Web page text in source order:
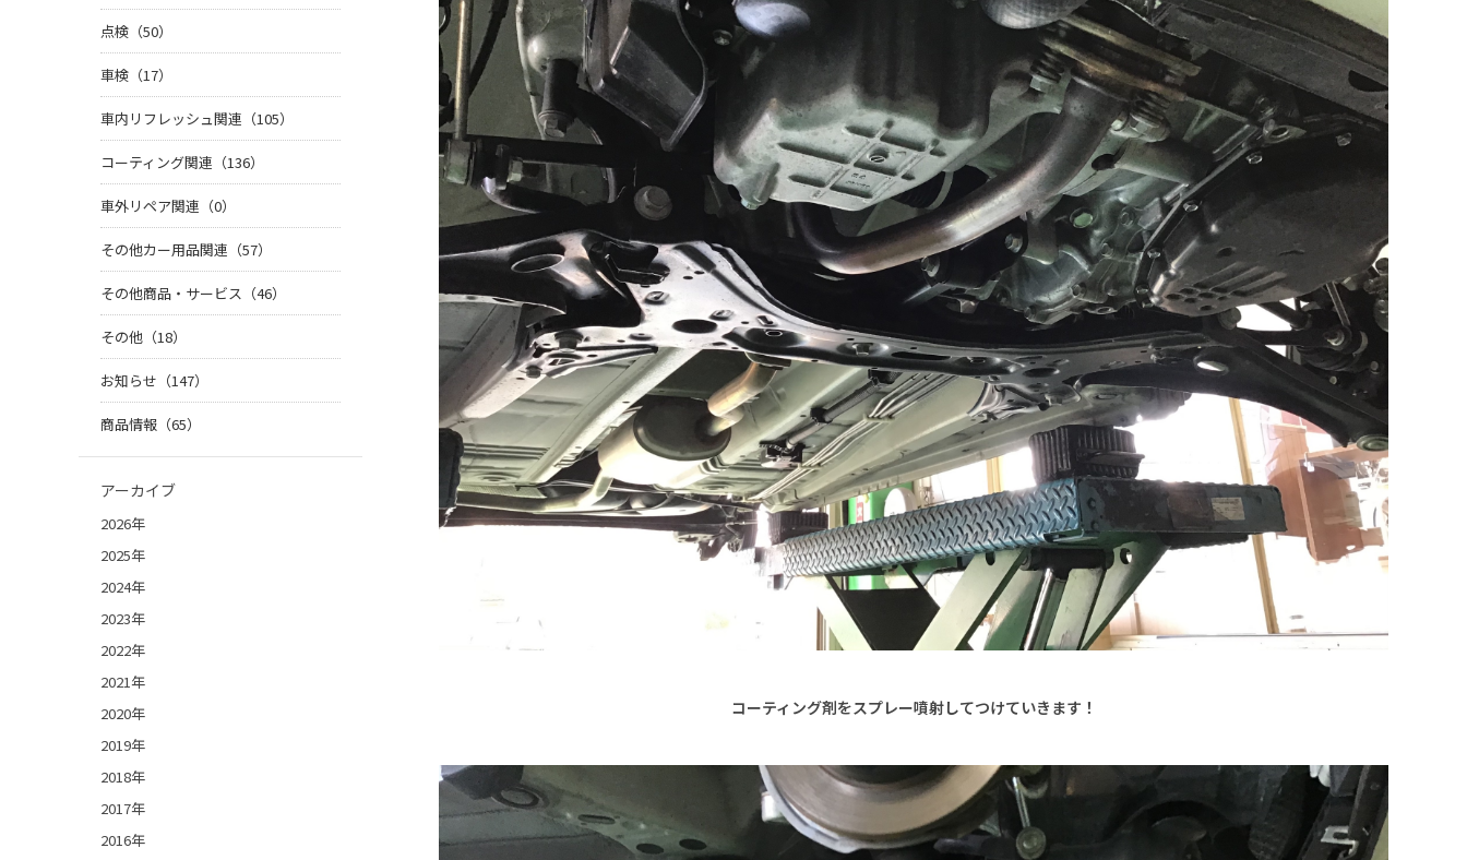
コーティング剤をスプレー噴射してつけていきます！
点検（50）
車検（17）
車内リフレッシュ関連（105）
コーティング関連（136）
車外リペア関連（0）
その他カー用品関連（57）
その他商品・サービス（46）
その他（18）
お知らせ（147）
商品情報（65）
アーカイブ
2026年
2025年
2024年
2023年
2022年
2021年
2020年
2019年
2018年
2017年
2016年